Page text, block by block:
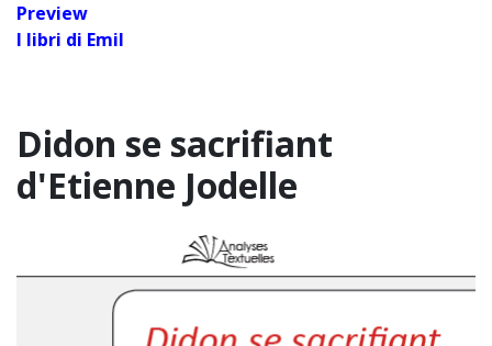
Preview
I libri di Emil
Didon se sacrifiant
d'Etienne Jodelle